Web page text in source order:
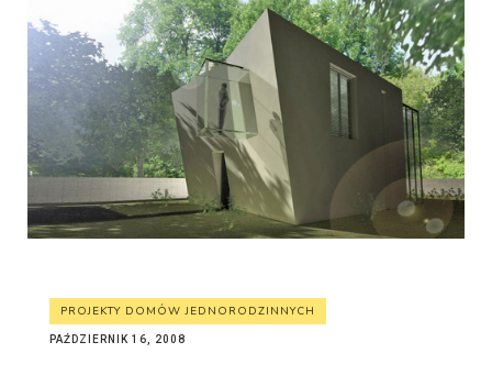
PROJEKTY DOMÓW JEDNORODZINNYCH
PAŹDZIERNIK 16, 2008